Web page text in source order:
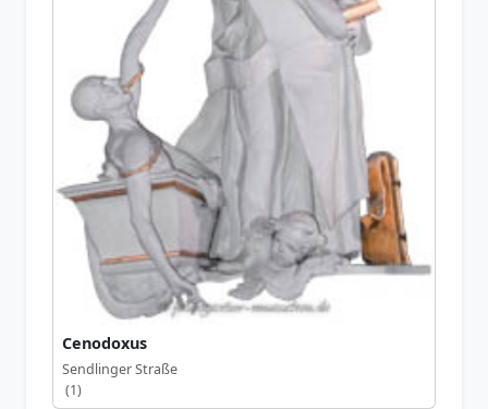
Cenodoxus
Sendlinger Straße
(1)